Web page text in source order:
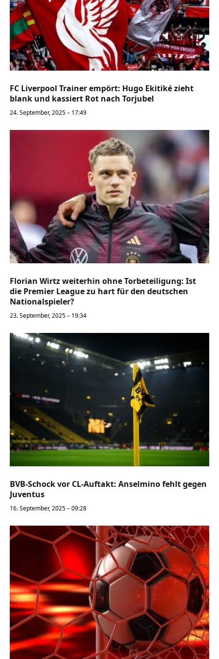
FC Liverpool Trainer empört: Hugo Ekitiké zieht
blank und kassiert Rot nach Torjubel
24. September, 2025 – 17:49
Florian Wirtz weiterhin ohne Torbeteiligung: Ist
die Premier League zu hart für den deutschen
Nationalspieler?
23. September, 2025 – 19:34
BVB-Schock vor CL-Auftakt: Anselmino fehlt gegen
Juventus
16. September, 2025 – 09:28